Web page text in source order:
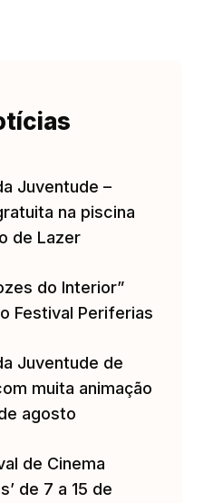
Juventude –
na piscina
de Lazer
do Interior”
Festival Periferias
Juventude de
muita animação
agosto
de Cinema
de 7 a 15 de